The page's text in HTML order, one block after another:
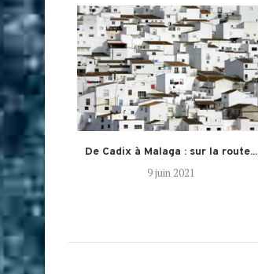
de De Cadix à Malaga : sur la route...
9 juin 2021